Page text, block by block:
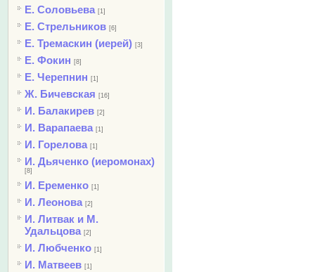
Е. Соловьева [1]
Е. Стрельников [6]
Е. Тремаскин (иерей) [3]
Е. Фокин [8]
Е. Черепнин [1]
Ж. Бичевская [16]
И. Балакирев [2]
И. Варапаева [1]
И. Горелова [1]
И. Дьяченко (иеромонах)
[8]
И. Еременко [1]
И. Леонова [2]
И. Литвак и М.
Удальцова [2]
И. Любченко [1]
И. Матвеев [1]